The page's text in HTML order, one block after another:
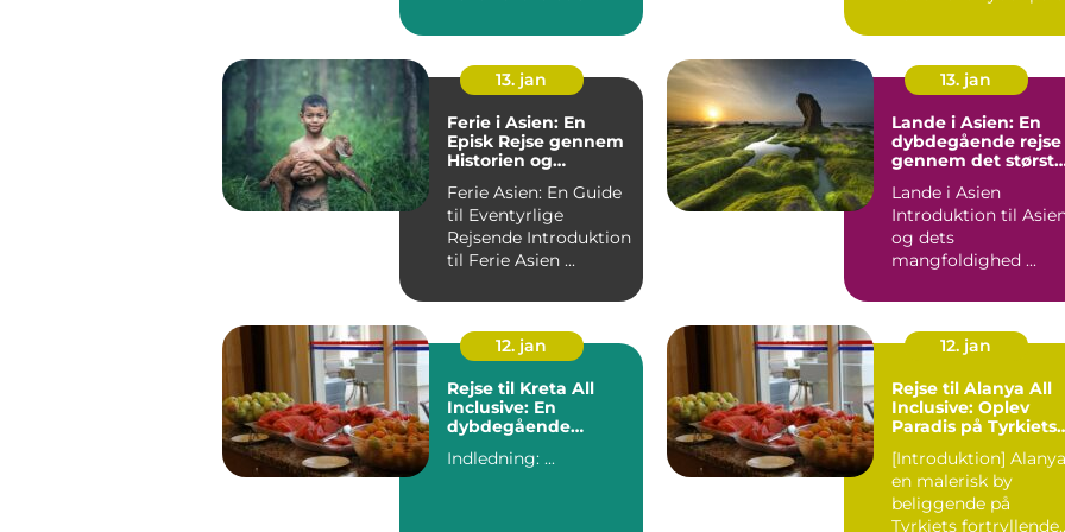
kulture...
13. jan
Ferie i Asien: En
Episk Rejse gennem
Historien og
Ferie Asien: En Guide
til Eventyrlige
Rejsende Introduktion
til Ferie Asien ...
13. jan
Lande i Asien: En
dybdegående rejse
gennem det største
Lande i Asien
Introduktion til
og dets
mangfoldighed ...
12. jan
Rejse til Kreta All
Inclusive: En
dybdegående
Indledning: ...
12. jan
Rejse til Alanya All
Inclusive: Oplev
Paradis på Tyrkiets
[Introduktion] Alanya,
en malerisk by
beliggende på
Tyrkiets fortryllende